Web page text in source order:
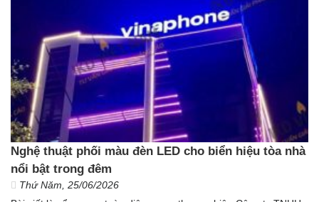
Nghệ thuật phối màu đèn LED cho biển hiệu tòa nhà
nổi bật trong đêm
Thứ Năm, 25/06/2026